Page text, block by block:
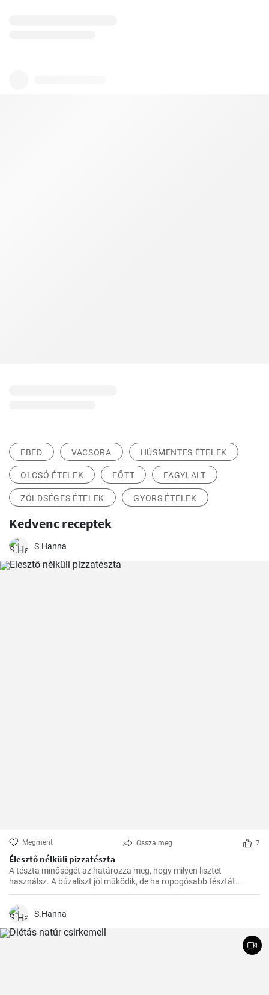
EBÉD VACSORA HÚSMENTES ÉTELEK
OLCSÓ ÉTELEK FŐTT FAGYLALT
ZÖLDSÉGES ÉTELEK GYORS ÉTELEK
Kedvenc receptek
S.Hanna
Megment Ossza meg 7
Élesztő nélküli pizzatészta
A tészta minőségét az határozza meg, hogy milyen lisztet
használsz. A búzaliszt jól működik, de ha ropogósabb tésztát
szeretnél, használj finomított lisztet.
S.Hanna